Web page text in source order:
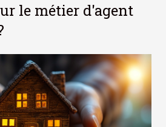
le métier d'agent